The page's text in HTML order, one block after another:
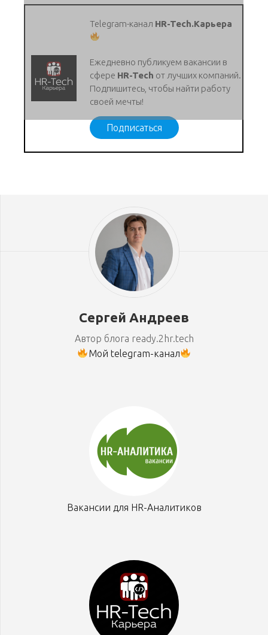
Telegram-канал HR-Tech.Карьера
Ежедневно публикуем вакансии в
сфере HR-Tech от лучших компаний.
Подпишитесь, чтобы найти работу
своей мечты!
Подписаться
Сергей Андреев
Автор блога ready.2hr.tech
Мой telegram-канал
Вакансии для HR-Аналитиков